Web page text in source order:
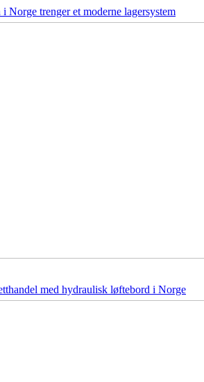
Norge trenger et moderne lagersystem
med hydraulisk løftebord i Norge